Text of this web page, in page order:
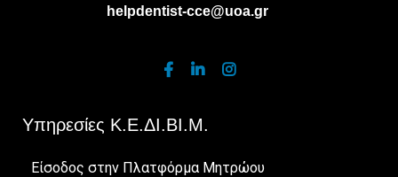
helpdentist-cce@uoa.gr
Υπηρεσίες Κ.Ε.ΔΙ.ΒΙ.Μ.
Είσοδος στην Πλατφόρμα Μητρώου